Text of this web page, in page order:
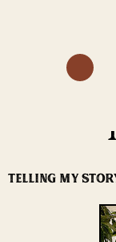
TELLING MY